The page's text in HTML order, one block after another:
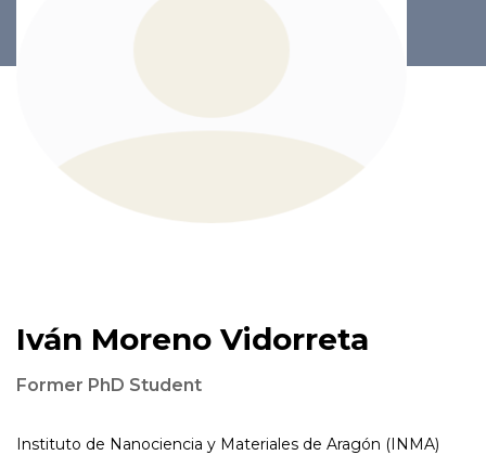
Iván Moreno Vidorreta
Former PhD Student
Instituto de Nanociencia y Materiales de Aragón (INMA)